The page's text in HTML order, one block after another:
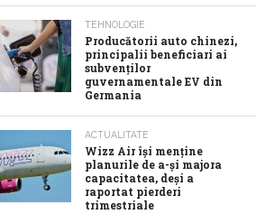
TEHNOLOGIE
Producătorii auto chinezi,
principalii beneficiari ai
subvenților
guvernamentale EV din
Germania
ACTUALITATE
Wizz Air își menține
planurile de a-și majora
capacitatea, deși a
raportat pierderi
trimestriale